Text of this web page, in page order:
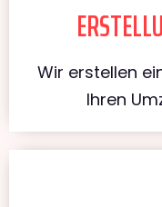
Wir erstellen
Ihren